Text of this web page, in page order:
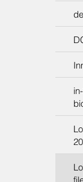
file